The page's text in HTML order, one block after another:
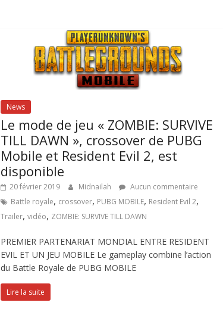
News
Le mode de jeu « ZOMBIE: SURVIVE
TILL DAWN », crossover de PUBG
Mobile et Resident Evil 2, est
disponible
20 février 2019 Midnailah
Aucun commentaire
Battle royale, crossover, PUBG MOBILE, Resident Evil 2,
Trailer,vidéo, ZOMBIE: SURVIVE TILL DAWN
PREMIER PARTENARIAT MONDIAL ENTRE RESIDENT
EVIL ET UN JEU MOBILE Le gameplay combine l’action
du Battle Royale de PUBG MOBILE
Lire la suite